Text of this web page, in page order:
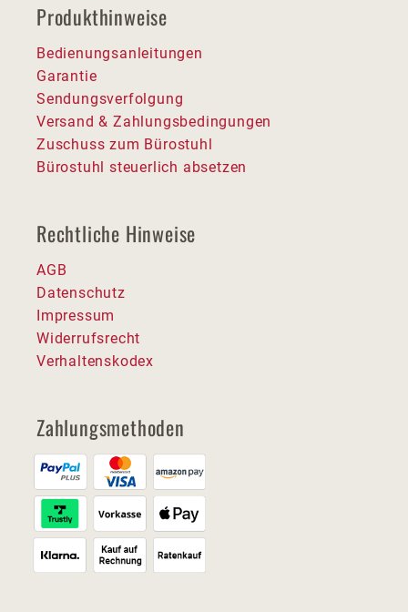
Produkthinweise
Bedienungsanleitungen
Garantie
Sendungsverfolgung
Versand & Zahlungsbedingungen
Zuschuss zum Bürostuhl
Bürostuhl steuerlich absetzen
Rechtliche Hinweise
AGB
Datenschutz
Impressum
Widerrufsrecht
Verhaltenskodex
Zahlungsmethoden